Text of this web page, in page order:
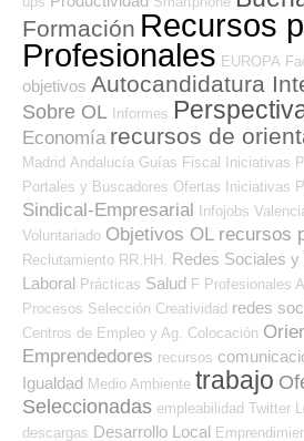
Formación Recursos
Profesionales EUROPA
objetivos Autocandidatura
Sobre OL
Informes
Economía recursos de
Madrid Andalucía Guías Fiscal Iniciativas
Portales y Buscadores Ofertas
Iniciativas
Sindical-Empresarial
Infojobs
Voluntariado Objetivos OL recursos
Reclutamiento RR.HH.
Redes Sociales
Laboral Prácticas Salud F Profesionales
Procesos Selección Creatividad redes
Centros de Empleo y Ag. Colocación
Emprendedores recursos
Igualdad Medio Ambiente trabajo
Seleccionadas empleabilidad Twitter
descargas Desarrollo Local